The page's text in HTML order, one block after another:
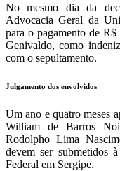
No mesmo dia da
Advocacia Geral da
para o pagamento de
Genivaldo, como
com o sepultamento.
Julgamento dos envolvidos
Um ano e quatro meses
William de Barros
Rodolpho Lima
devem ser submetidos
Federal em Sergipe.